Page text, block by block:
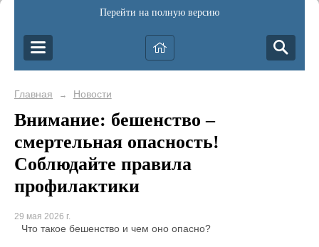
Перейти на полную версию
Главная → Новости
Внимание: бешенство –
смертельная опасность!
Соблюдайте правила
профилактики
29 мая 2026 г.
Что такое бешенство и чем оно опасно?